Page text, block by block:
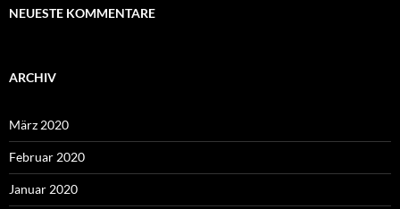
NEUESTE KOMMENTARE
ARCHIV
März 2020
Februar 2020
Januar 2020